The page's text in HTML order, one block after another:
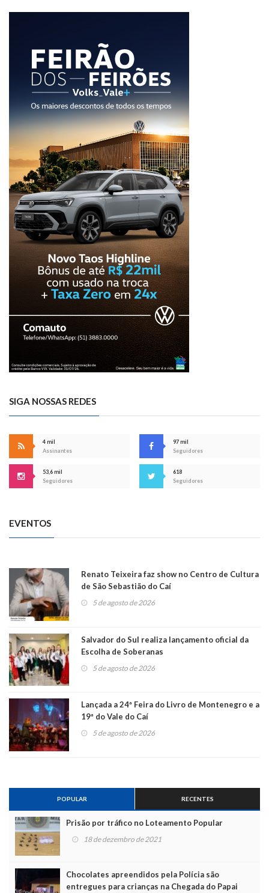
SIGA NOSSAS REDES
4 mil
Assinantes
97 mil
Seguidores
53,6 mil
Seguidores
618
Seguidores
EVENTOS
Renato Teixeira faz show no Centro de Cultura
de São Sebastião do Caí
5 de agosto de 2026
Salvador do Sul realiza lançamento oficial da
Escolha de Soberanas
5 de agosto de 2026
Lançada a 24ª Feira do Livro de Montenegro e a
19ª do Vale do Caí
5 de agosto de 2026
POPULAR RECENTES
Prisão por tráfico no Loteamento Popular
18 de dezembro de 2021
Chocolates apreendidos pela Polícia são
entregues para crianças na Chegada do Papai